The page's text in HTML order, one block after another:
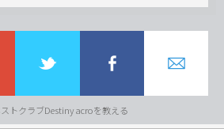
トクラブDestiny acroを教える